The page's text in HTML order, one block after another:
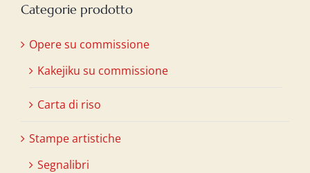
Categorie prodotto
Opere su commissione
Kakejiku su commissione
Carta di riso
Stampe artistiche
Segnalibri